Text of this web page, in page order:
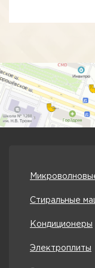
Стиральные
Кондиционеры
Электроплиты